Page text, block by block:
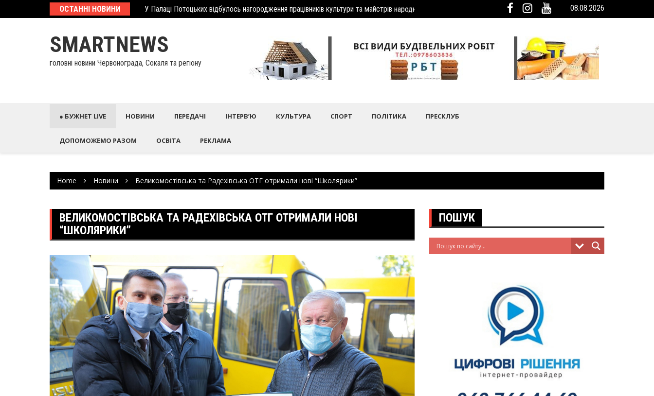
ОСТАННІ НОВИНИ У Палаці Потоцьких відбулось нагородження працівників культури та майстрів народного мистецтва Шептицького районуШептицька громада була представлена на Європейському регіональному
08.08.2026
SMARTNEWS
головні новини Червонограда, Сокаля та регіону
● БУЖНЕТ LIVE НОВИНИ ПЕРЕДАЧІ ІНТЕРВ’Ю КУЛЬТУРА СПОРТ ПОЛІТИКА ПРЕСКЛУБ
ДОПОМОЖЕМО РАЗОМ ОСВІТА РЕКЛАМА
Home Новини Великомостівська та Радехівська ОТГ отримали нові “Школярики”
ВЕЛИКОМОСТІВСЬКА ТА РАДЕХІВСЬКА ОТГ ОТРИМАЛИ НОВІ
“ШКОЛЯРИКИ”
ПОШУК